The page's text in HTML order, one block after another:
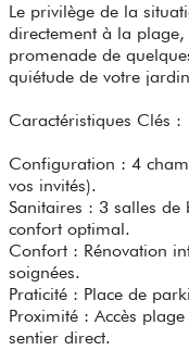
Le privilège de la
directement à la
promenade de
quiétude de votre
Caractéristiques Clés :
Configuration : 4
vos invités).
Sanitaires : 3 salles
confort optimal.
Confort : Rénovation
soignées.
Praticité : Place de
Proximité : Accès
sentier direct.